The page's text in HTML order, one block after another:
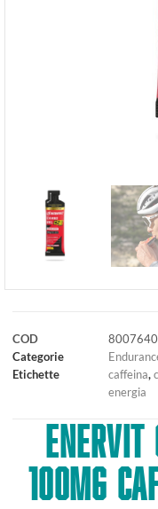
COD
Categorie
Etichette
caffeina,
energia
100MG